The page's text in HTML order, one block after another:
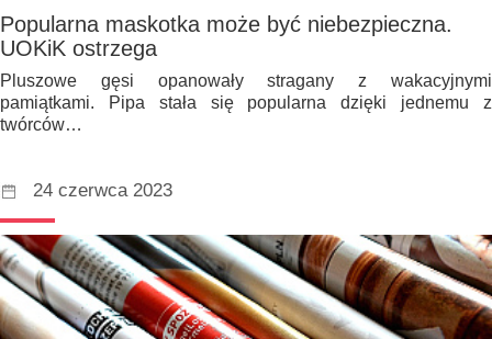
Popularna maskotka może być niebezpieczna.
UOKiK ostrzega
Pluszowe gęsi opanowały stragany z wakacyjnymi
pamiątkami. Pipa stała się popularna dzięki jednemu z
twórców…
24 czerwca 2023